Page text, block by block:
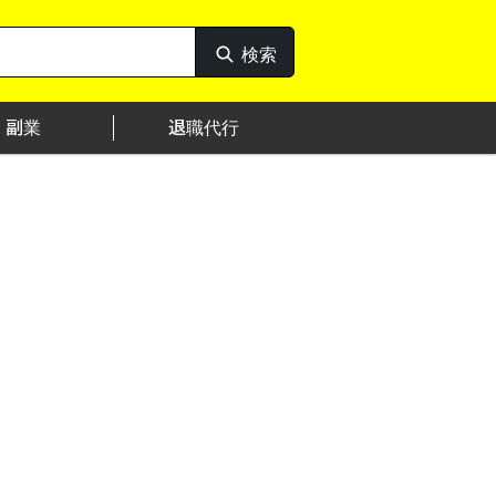
検索
検
索
副業 退職代行